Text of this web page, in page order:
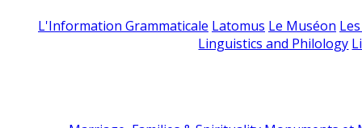
L'Information Grammaticale Latomus Le Muséon
Linguistics and Philology